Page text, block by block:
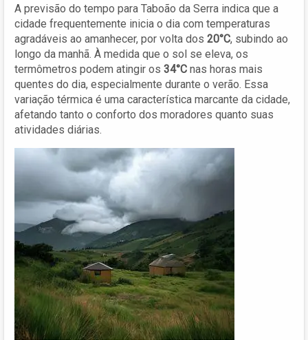
A previsão do tempo para Taboão da Serra indica que a
cidade frequentemente inicia o dia com temperaturas
agradáveis ao amanhecer, por volta dos 20°C, subindo ao
longo da manhã. À medida que o sol se eleva, os
termômetros podem atingir os 34°C nas horas mais
quentes do dia, especialmente durante o verão. Essa
variação térmica é uma característica marcante da cidade,
afetando tanto o conforto dos moradores quanto suas
atividades diárias.